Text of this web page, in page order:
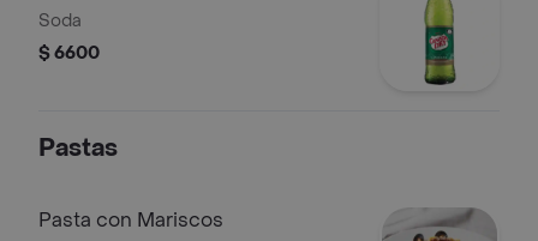
Soda
$ 6600
Pastas
Pasta con Mariscos